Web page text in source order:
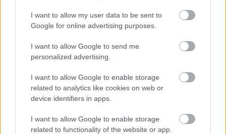
I want to allow my user data to be sent to
Google for online advertising purposes.
I want to allow Google to send me
personalized advertising.
I want to allow Google to enable storage
related to analytics like cookies on web or
device identifiers in apps.
I want to allow Google to enable storage
related to functionality of the website or app.
māmiņas ierosinājuma
Ādažos plāno vairākas
piedzimšanas pabalstu
gandrīz 80% Saules: 12.
augustā Latvijā
skats – ko tajā brīdī
varam piedzīvot?